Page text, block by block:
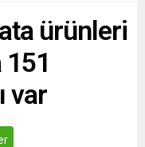
ürünleri
var